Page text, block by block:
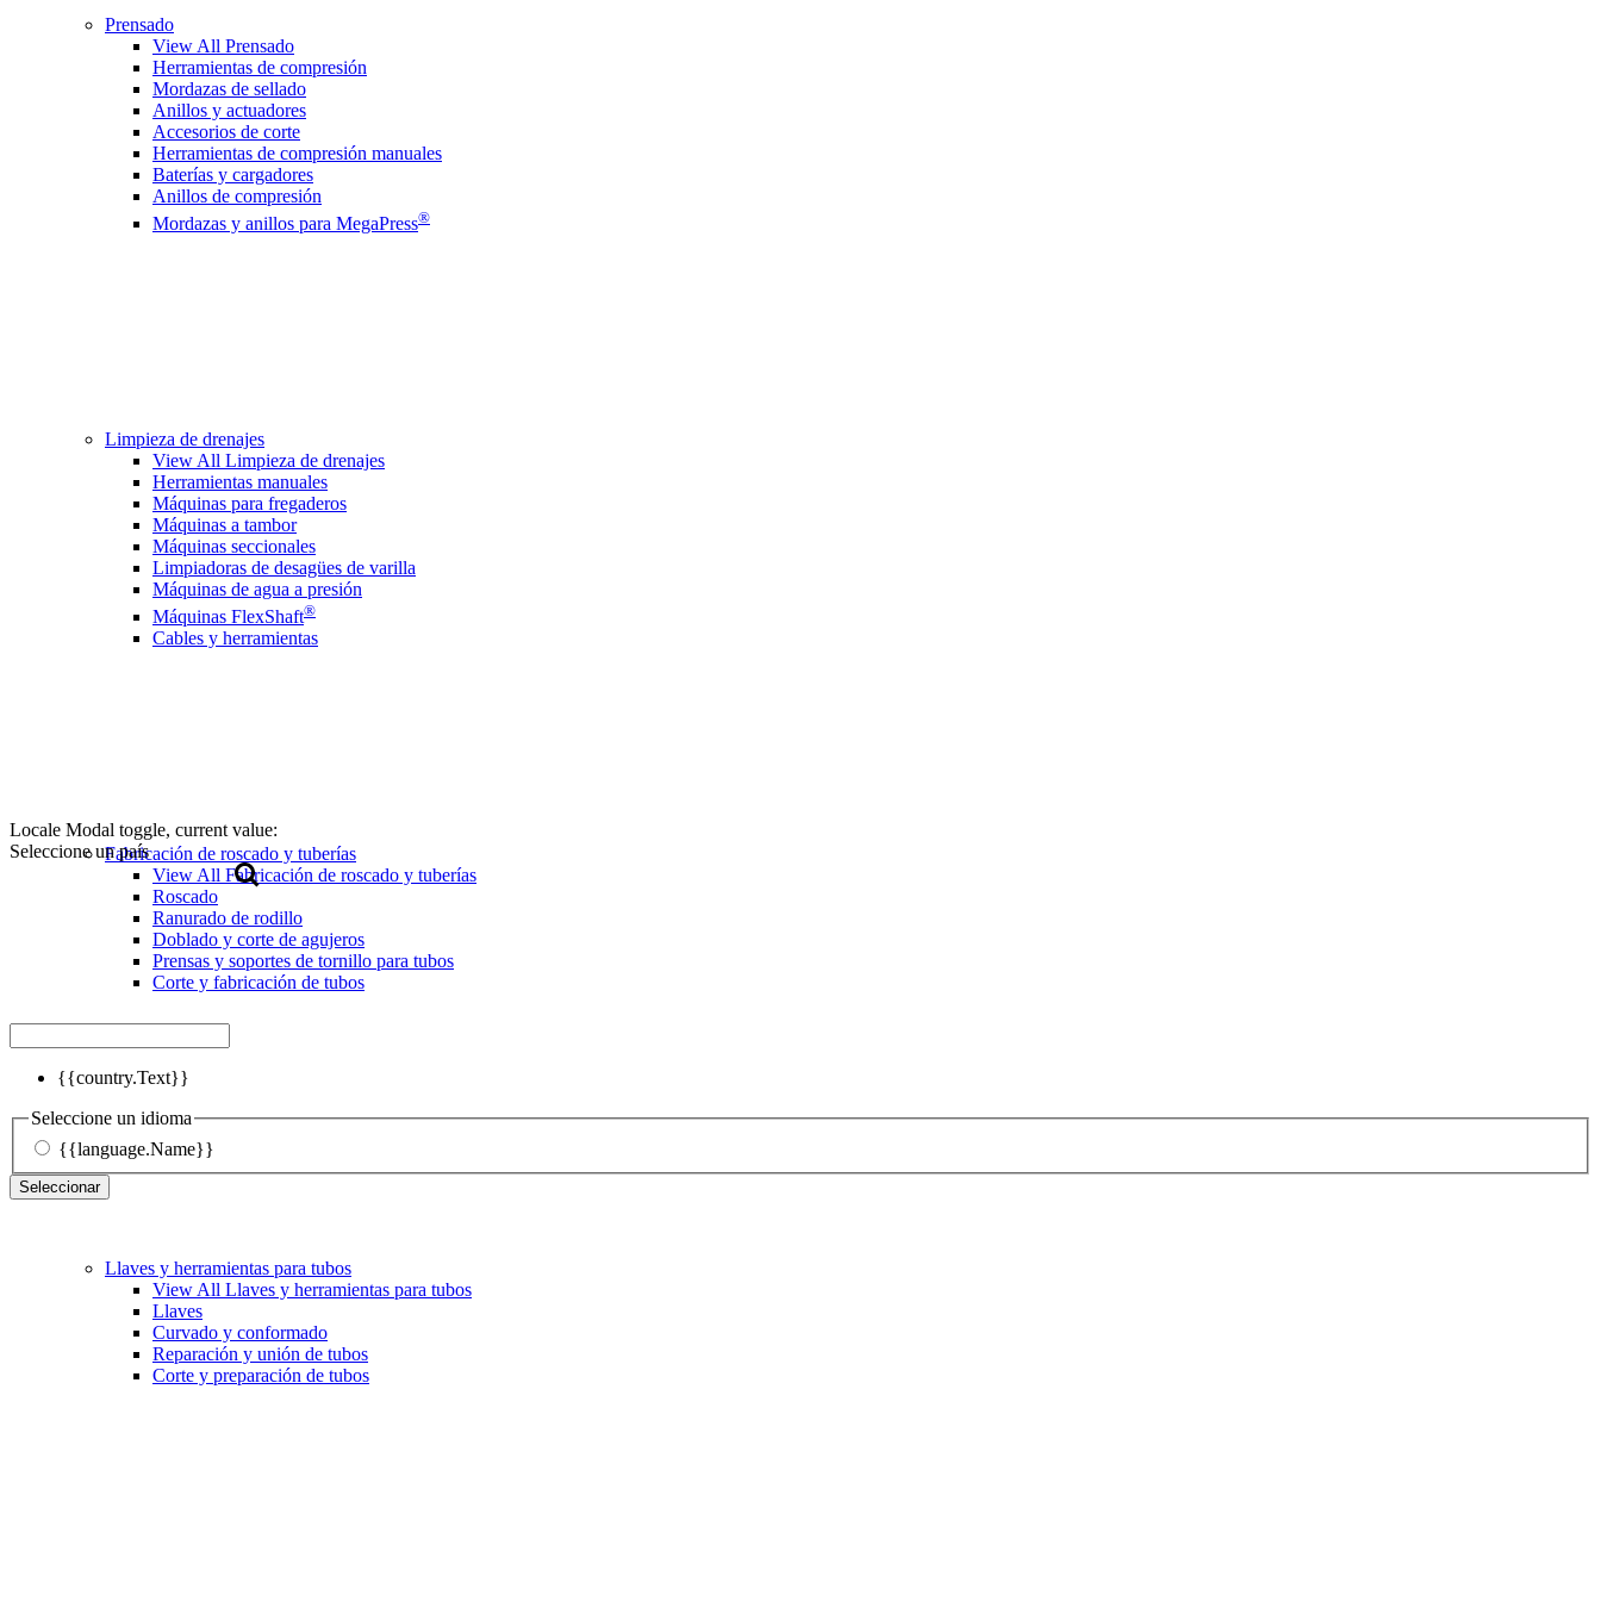
Locale Modal toggle, current value:
Seleccione un país
{{country.Text}}
Seleccione un idioma
{{language.Name}}
Seleccionar
Prensado
View All Prensado
Herramientas de compresión
Mordazas de sellado
Anillos y actuadores
Accesorios de corte
Herramientas de compresión manuales
Baterías y cargadores
Anillos de compresión
Mordazas y anillos para MegaPress®
Limpieza de drenajes
View All Limpieza de drenajes
Herramientas manuales
Máquinas para fregaderos
Máquinas a tambor
Máquinas seccionales
Limpiadoras de desagües de varilla
Máquinas de agua a presión
Máquinas FlexShaft®
Cables y herramientas
Fabricación de roscado y tuberías
View All Fabricación de roscado y tuberías
Roscado
Ranurado de rodillo
Doblado y corte de agujeros
Prensas y soportes de tornillo para tubos
Corte y fabricación de tubos
Llaves y herramientas para tubos
View All Llaves y herramientas para tubos
Llaves
Curvado y conformado
Reparación y unión de tubos
Corte y preparación de tubos